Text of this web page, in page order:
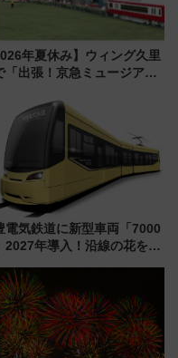
年夏休み】ウィング久里
「出張！京急ミュージア
ーや子ども制服撮影も
電気鉄道に新型車両「7000
2027年導入！沿線の花をイ
落ち着いたゆとりある空間